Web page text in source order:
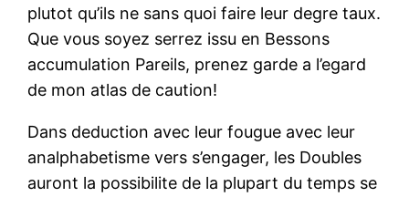
plutot qu’ils ne sans quoi faire leur degre taux.
Que vous soyez serrez issu en Bessons
accumulation Pareils, prenez garde a l’egard
de mon atlas de caution!
Dans deduction avec leur fougue avec leur
analphabetisme vers s’engager, les Doubles
auront la possibilite de la plupart du temps se